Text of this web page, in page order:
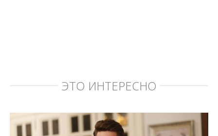
ЭТО ИНТЕРЕСНО